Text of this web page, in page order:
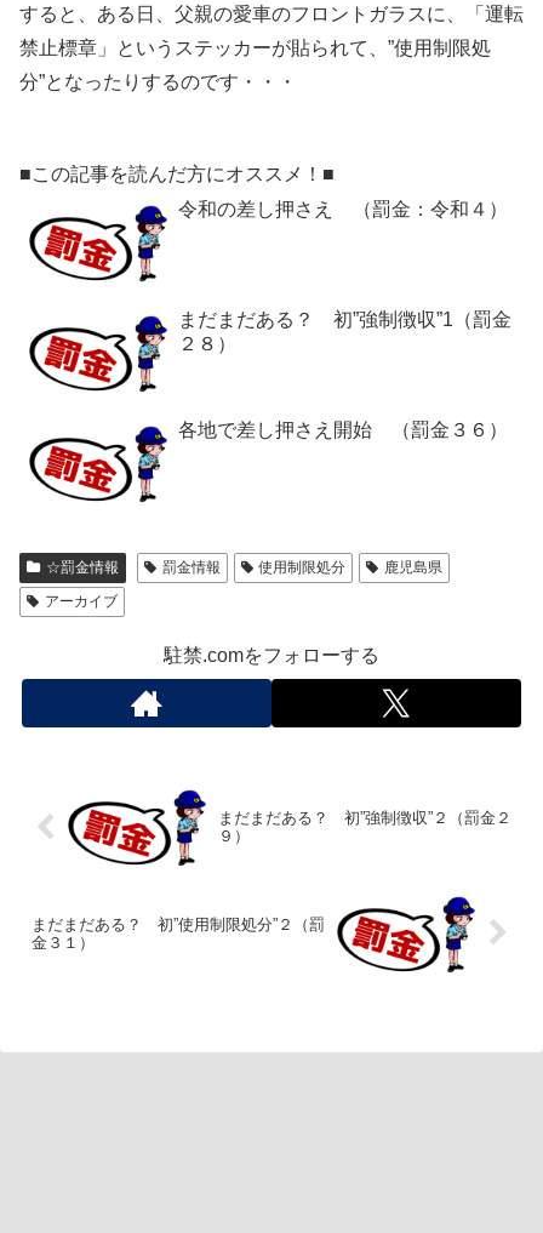
すると、ある日、父親の愛車のフロントガラスに、「運転
禁止標章」というステッカーが貼られて、”使用制限処
分”となったりするのです・・・
■この記事を読んだ方にオススメ！■
令和の差し押さえ （罰金：令和４）
まだまだある？ 初”強制徴収”1（罰金
２８）
各地で差し押さえ開始 （罰金３６）
☆罰金情報 罰金情報 使用制限処分
鹿児島県
アーカイブ
駐禁.comをフォローする
まだまだある？ 初”強制徴収”２（罰金２
９）
まだまだある？ 初”使用制限処分”２（罰
金３１）